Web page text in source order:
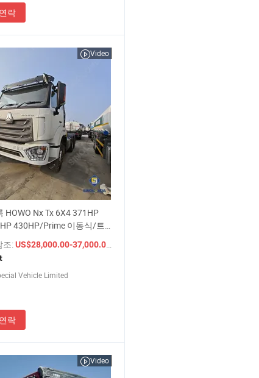
락
Video
HOWO Nx Tx 6X4 371HP
430HP/Prime 이동식/트
레일러 헤드
조:US$28,000.00-37,000.00 / unit
Vehicle Limited
락
Video